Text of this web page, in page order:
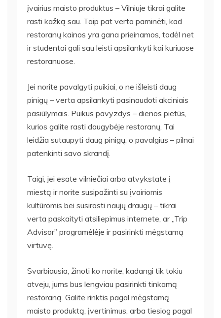
įvairius maisto produktus – Vilniuje tikrai galite
rasti kažką sau. Taip pat verta paminėti, kad
restoranų kainos yra gana prieinamos, todėl net
ir studentai gali sau leisti apsilankyti kai kuriuose
restoranuose.
Jei norite pavalgyti puikiai, o ne išleisti daug
pinigų – verta apsilankyti pasinaudoti akciniais
pasiūlymais. Puikus pavyzdys – dienos pietūs,
kurios galite rasti daugybėje restoranų. Tai
leidžia sutaupyti daug pinigų, o pavalgius – pilnai
patenkinti savo skrandį.
Taigi, jei esate vilniečiai arba atvykstate į
miestą ir norite susipažinti su įvairiomis
kultūromis bei susirasti naujų draugų – tikrai
verta paskaityti atsiliepimus internete, ar „Trip
Advisor” programėlėje ir pasirinkti mėgstamą
virtuvę.
Svarbiausia, žinoti ko norite, kadangi tik tokiu
atveju, jums bus lengviau pasirinkti tinkamą
restoraną. Galite rinktis pagal mėgstamą
maisto produktą, įvertinimus, arba tiesiog pagal